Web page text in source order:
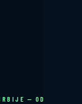
— OD